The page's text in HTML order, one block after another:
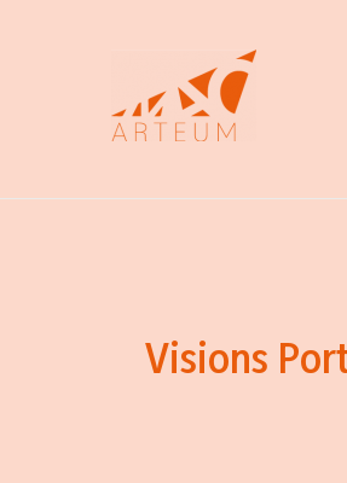
Visions